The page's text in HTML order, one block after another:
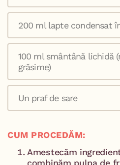
200 ml lapte condensat
100 ml smântână lichidă
grăsime)
Un praf de sare
CUM PROCEDĂM:
Amestecăm
combinăm pulpa de